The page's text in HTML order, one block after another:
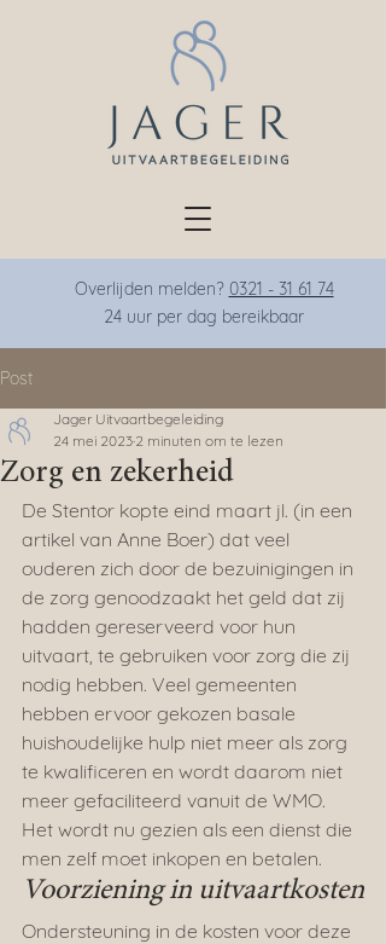
Overlijden melden? 0321 - 31 61 74
24 uur per dag bereikbaar
Post
Zorg en zekerheid
Jager Uitvaartbegeleiding
24 mei 2023 2 minuten om te lezen
De Stentor kopte eind maart jl. (in een
artikel van Anne Boer) dat veel
ouderen zich door de bezuinigingen in
de zorg genoodzaakt het geld dat zij
hadden gereserveerd voor hun
uitvaart, te gebruiken voor zorg die zij
nodig hebben. Veel gemeenten
hebben ervoor gekozen basale
huishoudelijke hulp niet meer als zorg
te kwalificeren en wordt daarom niet
meer gefaciliteerd vanuit de WMO.
Het wordt nu gezien als een dienst die
men zelf moet inkopen en betalen.
Voorziening in uitvaartkosten
Ondersteuning in de kosten voor deze